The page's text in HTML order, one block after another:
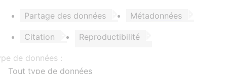
Partage des données Métadonnées
Citation Reproductibilité
de données :
Tout type de données